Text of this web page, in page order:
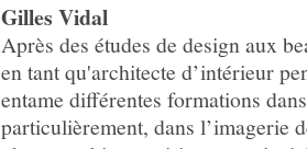
Gilles Vidal
Après des études de design aux
en tant qu'architecte d’intérieur
entame différentes formations
particulièrement, dans l’imagerie